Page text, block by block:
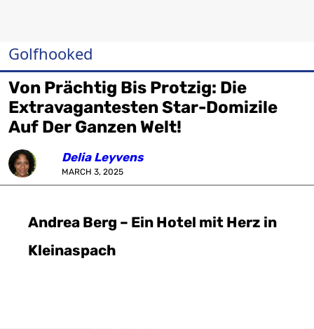
Golfhooked
Von Prächtig Bis Protzig: Die
Extravagantesten Star-Domizile
Auf Der Ganzen Welt!
Delia Leyvens
MARCH 3, 2025
Andrea Berg – Ein Hotel mit Herz in
Kleinaspach